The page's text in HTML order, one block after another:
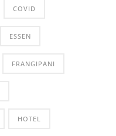
COVID
ESSEN
FRANGIPANI
HOTEL